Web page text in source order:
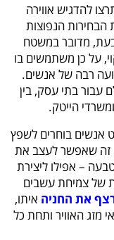
להדגיש אווירה
הבחירות הנפוצות
מדובר במשטח
על כן משתמשים בו
רבה של אנשים.
עבור בתי עסק, בין
הייטק.
אנשים בוחרים לשפץ
זה שאפשר לעצב את
– אפילו ליצירת
של צמיחת עשבים
את החניה איתו,
מזג האוויר ותחת כל